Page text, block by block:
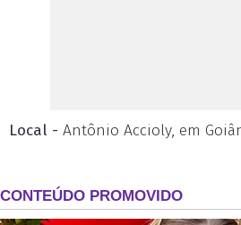
Local - Antônio Accioly, em